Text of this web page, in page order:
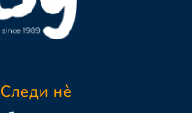
Следи нè